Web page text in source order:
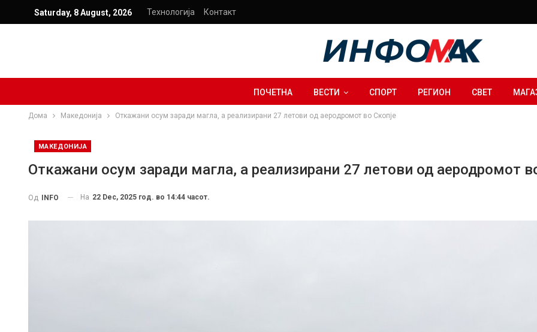
Saturday, 8 August, 2026 Технологија Контакт
ПОЧЕТНА ВЕСТИ СПОРТ РЕГИОН СВЕТ
Дома Македонија Откажани осум заради магла, а реализирани 27 летови од аеродромот во Скопје
МАКЕДОНИЈА
Откажани осум заради магла, а реализирани 27 летови од аеродромот
Од INFO На 22 Dec, 2025 год. во 14:44 часот.